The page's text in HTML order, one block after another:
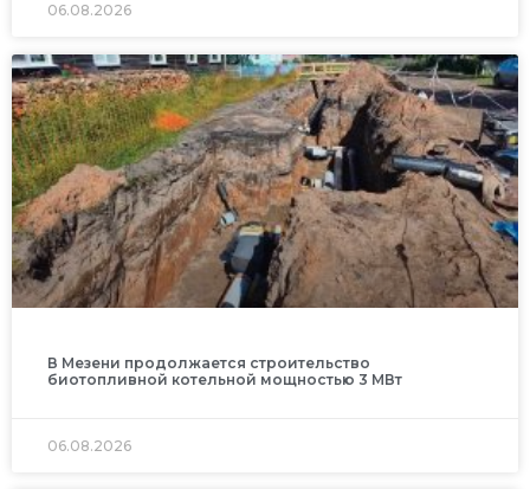
06.08.2026
В Мезени продолжается строительство
биотопливной котельной мощностью 3 МВт
06.08.2026